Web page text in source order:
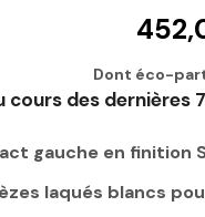
Dont éco-
cours des dernières
gauche en finition
laqués blancs